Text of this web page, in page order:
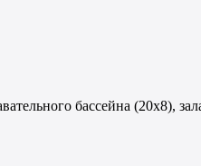
бассейна (20х8),